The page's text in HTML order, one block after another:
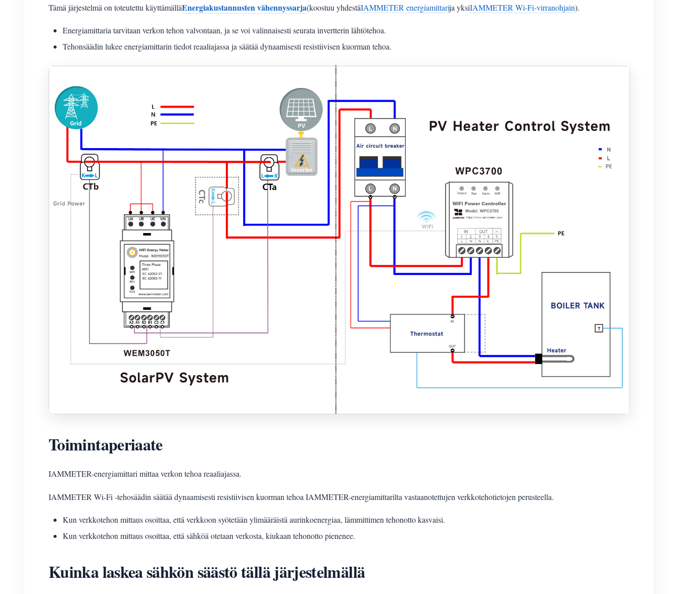
Tämä järjestelmä on toteutettu käyttämälläEnergiakustannusten vähennyssarja(koostuu yhdestäIAMMETER energiamittarija yksiIAMMETER Wi-Fi-virranohjain).
Energiamittaria tarvitaan verkon tehon valvontaan, ja se voi valinnaisesti seurata invertterin lähtötehoa.
Tehonsäädin lukee energiamittarin tiedot reaaliajassa ja säätää dynaamisesti resistiivisen kuorman tehoa.
Toimintaperiaate
IAMMETER-energiamittari mittaa verkon tehoa reaaliajassa.
IAMMETER Wi-Fi -tehosäädin säätää dynaamisesti resistiivisen kuorman tehoa IAMMETER-energiamittarilta vastaanotettujen verkkotehotietojen perusteella.
Kun verkkotehon mittaus osoittaa, että verkkoon syötetään ylimääräistä aurinkoenergiaa, lämmittimen tehonotto kasvaisi.
Kun verkkotehon mittaus osoittaa, että sähköä otetaan verkosta, kiukaan tehonotto pienenee.
Kuinka laskea sähkön säästö tällä järjestelmällä